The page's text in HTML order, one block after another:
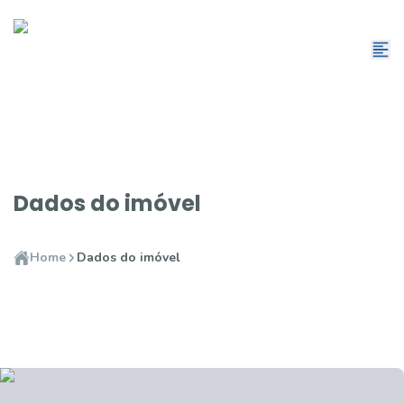
Dados do imóvel
Home Dados do imóvel